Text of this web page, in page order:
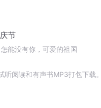
节
怎能没有你，可爱的祖国
阅读和有声书MP3打包下载。